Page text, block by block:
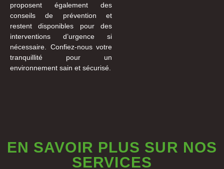
proposent également des
conseils de prévention et
restent disponibles pour des
interventions d’urgence si
nécessaire. Confiez-nous votre
tranquillité pour un
environnement sain et sécurisé.
EN SAVOIR PLUS SUR NOS
SERVICES